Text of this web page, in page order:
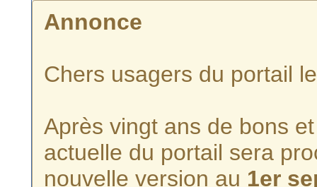
Annonce
Chers usagers du portail
Après vingt ans de bons
actuelle du portail sera
nouvelle version au 1er